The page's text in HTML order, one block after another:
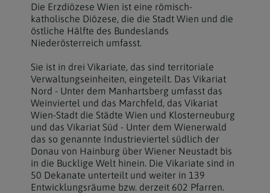
Die Erzdiözese Wien ist eine römisch-
katholische Diözese, die die Stadt Wien und die
östliche Hälfte des Bundeslands
Niederösterreich umfasst.
Sie ist in drei Vikariate, das sind territoriale
Verwaltungseinheiten, eingeteilt. Das Vikariat
Nord - Unter dem Manhartsberg umfasst das
Weinviertel und das Marchfeld, das Vikariat
Wien-Stadt die Städte Wien und Klosterneuburg
und das Vikariat Süd - Unter dem Wienerwald
das so genannte Industrieviertel südlich der
Donau von Hainburg über Wiener Neustadt bis
in die Bucklige Welt hinein. Die Vikariate sind in
50 Dekanate unterteilt und weiter in 139
Entwicklungsräume bzw. derzeit 602 Pfarren.